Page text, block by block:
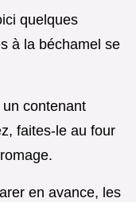
quelques
à la béchamel se
contenant
faites-le au four
en avance, les